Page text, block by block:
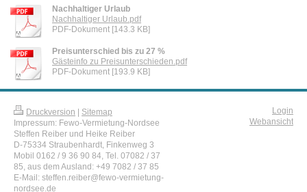
Nachhaltiger Urlaub
Nachhaltiger Urlaub.pdf
PDF-Dokument [143.3 KB]
Preisunterschied bis zu 27 %
Gästeinfo zu Preisunterschieden.pdf
PDF-Dokument [193.9 KB]
Druckversion | Sitemap
Impressum: Fewo-Vermietung-Nordsee
Steffen Reiber und Heike Reiber
D-75334 Straubenhardt, Finkenweg 3
Mobil 0162 / 9 36 90 84, Tel. 07082 / 37
85, aus dem Ausland: +49 7082 / 37 85
E-Mail: steffen.reiber@fewo-vermietung-
nordsee.de
Login
Webansicht